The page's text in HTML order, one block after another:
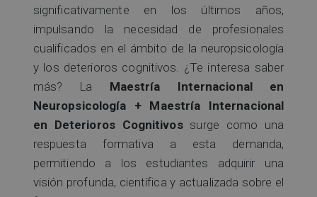
significativamente en los últimos años,
impulsando la necesidad de profesionales
cualificados en el ámbito de la neuropsicología
y los deterioros cognitivos. ¿Te interesa saber
más? La Maestría Internacional en
Neuropsicología + Maestría Internacional
en Deterioros Cognitivossurge como una
respuesta formativa a esta demanda,
permitiendo a los estudiantes adquirir una
visión profunda, científica y actualizada sobre el